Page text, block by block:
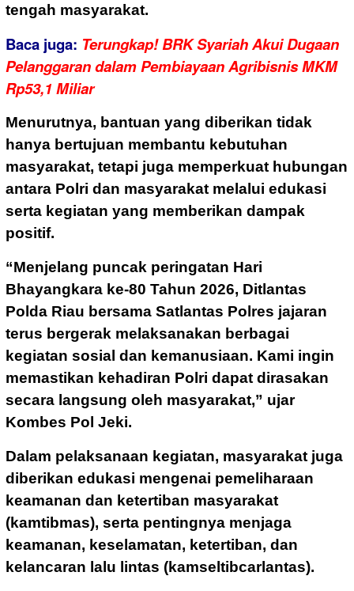
tengah masyarakat.
Baca juga: Terungkap! BRK Syariah Akui Dugaan
Pelanggaran dalam Pembiayaan Agribisnis MKM
Rp53,1 Miliar
Menurutnya, bantuan yang diberikan tidak
hanya bertujuan membantu kebutuhan
masyarakat, tetapi juga memperkuat hubungan
antara Polri dan masyarakat melalui edukasi
serta kegiatan yang memberikan dampak
positif.
“Menjelang puncak peringatan Hari
Bhayangkara ke-80 Tahun 2026, Ditlantas
Polda Riau bersama Satlantas Polres jajaran
terus bergerak melaksanakan berbagai
kegiatan sosial dan kemanusiaan. Kami ingin
memastikan kehadiran Polri dapat dirasakan
secara langsung oleh masyarakat,” ujar
Kombes Pol Jeki.
Dalam pelaksanaan kegiatan, masyarakat juga
diberikan edukasi mengenai pemeliharaan
keamanan dan ketertiban masyarakat
(kamtibmas), serta pentingnya menjaga
keamanan, keselamatan, ketertiban, dan
kelancaran lalu lintas (kamseltibcarlantas).